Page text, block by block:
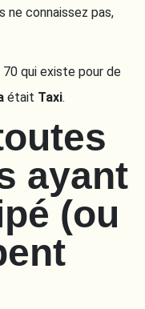
ne connaissez pas,
70 qui existe pour de
était Taxi.
ayant
(ou